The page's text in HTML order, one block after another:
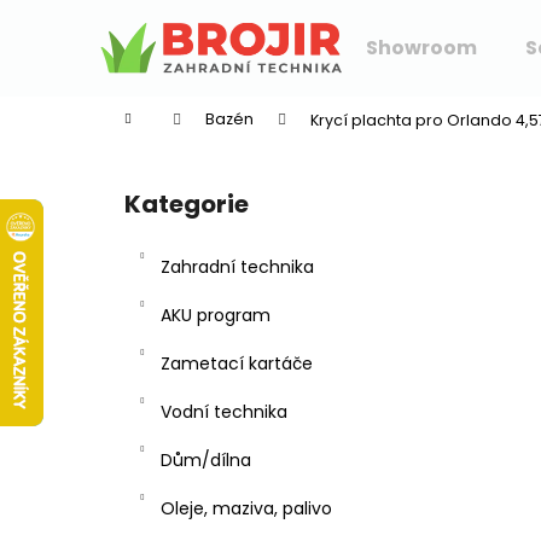
Showroom
Bazén Krycí plachta pro Orlando
Přeskočit
kategorie
Kategorie
Zahradní technika
AKU program
Zametací kartáče
Vodní technika
Dům/dílna
Oleje, maziva, palivo
Zpět
Zpět